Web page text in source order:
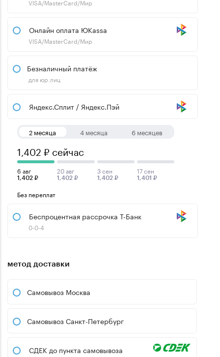
VISA/MasterCard/Мир
Онлайн оплата ЮKassa
VISA/MasterCard/Мир
Безналичный платёж
для юр.лиц
Яндекс.Сплит / Яндекс.Пэй
2 месяца 4 месяца 6 месяцев
1,402 ₽ сейчас
6 авг
1,402 ₽
20 авг
1,402 ₽
3 сен
1,402 ₽
17 сен
1,401 ₽
Без переплат
Беспроцентная рассрочка Т-Банк
0-0-4
метод доставки
Самовывоз Москва
Самовывоз Санкт-Петербург
СДЕК до пункта самовывоза